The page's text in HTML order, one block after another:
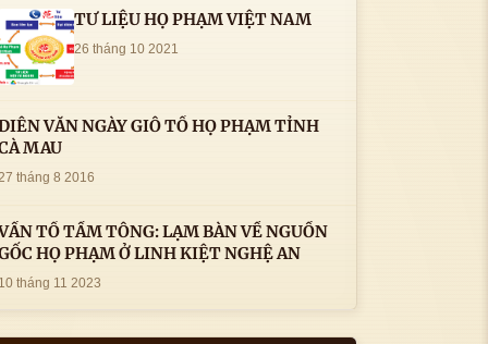
TƯ LIỆU HỌ PHẠM VIỆT NAM
26 tháng 10 2021
VĂN NGÀY GIỖ TỔ HỌ PHẠM TỈNH
MAU
tháng 8 2016
TỔ TẦM TÔNG: LẠM BÀN VỀ NGUỒN
HỌ PHẠM Ở LINH KIỆT NGHỆ AN
10 tháng 11 2023